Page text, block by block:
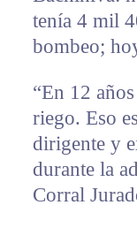
tenía 4 mil
bombeo;
“En 12
riego. Eso
dirigente y
durante la
Corral